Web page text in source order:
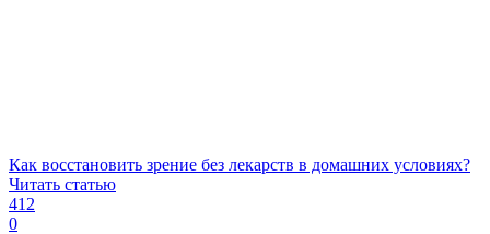
Как восстановить зрение без лекарств в домашних условиях?
Читать статью
412
0